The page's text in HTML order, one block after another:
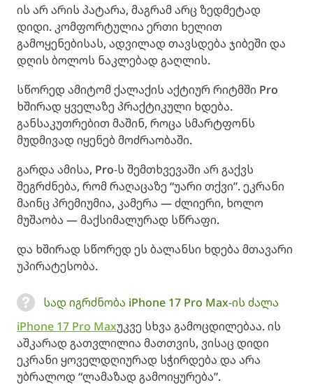
ის არ არის პატარა, მაგრამ არც ზედმეტად
დიდი. კომფორტულია ერთი ხელით
გამოყენებისას, ადვილად თავსდება ჯიბეში და
დღის ბოლოს ნაკლებად გაღლის.
სწორედ ამიტომ ქალაქის აქტიურ რიტმში Pro
ხშირად ყველაზე პრაქტიკული ხდება.
განსაკუთრებით მაშინ, როცა სმარტფონს
მუდმივად იყენებ მოძრაობაში.
გარდა ამისა, Pro-ს შემთხვევაში არ გაქვს
შეგრძნება, რომ რაღაცაზე “უარი თქვი”. ეკრანი
მაინც პრემიუმია, კამერა — ძლიერი, ხოლო
მუშაობა — მაქსიმალურად სწრაფი.
და ხშირად სწორედ ეს ბალანსი ხდება მთავარი
უპირატესობა.
სად იგრძნობა iPhone 17 Pro Max-ის ძალა
iPhone 17 Pro Maxუკვე სხვა გამოცდილებაა. ის
აშკარად გათვლილია მათთვის, ვისაც დიდი
ეკრანი ყოველდღიურად სჭირდება და არა
უბრალოდ “ლამაზად გამოიყურება”.